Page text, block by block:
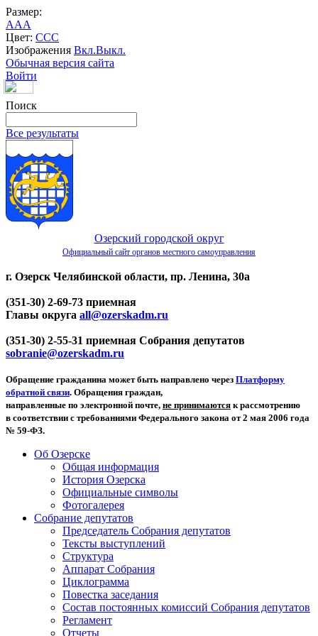
Размер:
AAA
Цвет: CCC
Изображения Вкл.Выкл.
Обычная версия сайта
Войти
Поиск
Все результаты
Озерский городской округ
Официальный сайт органов местного самоуправления
г. Озерск Челябинской области, пр. Ленина, 30а
(351-30) 2-69-73 приемная
Главы округа all@ozerskadm.ru
(351-30) 2-55-31 приемная Собрания депутатов
sobranie@ozerskadm.ru
Обращение гражданина может быть направлено через Платформу
обратной связи. Обращения граждан,
направленные по электронной почте, не принимаются к рассмотрению
в соответствии с требованиями Федерального закона от 2 мая 2006 года
№ 59-ФЗ.
Об Озерске
Общая информация
История Озерска
Официальные символы
Фотогалерея
Собрание депутатов
Председатель Собрания депутатов
Тексты выступлений
Структура
Аппарат Собрания
Циклограмма
Повестка заседания
Состав постоянных комиссий Собрания депутатов
Регламент
Отчеты